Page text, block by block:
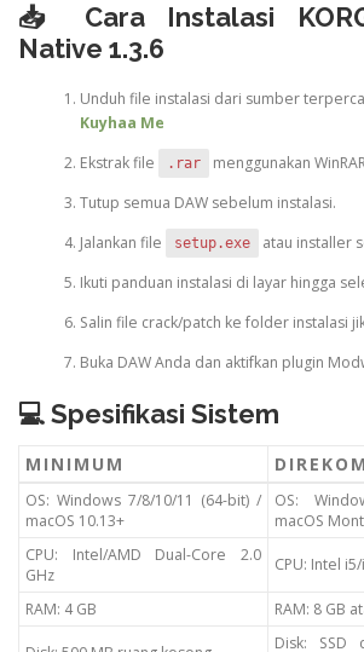
📥 Cara Instalasi
Native 1.3.6
Unduh file instalasi dari sumber
Kuyhaa Me
Ekstrak file
.rar
menggunakan
Tutup semua DAW sebelum instalasi.
Jalankan file
setup.exe
atau installer
Ikuti panduan instalasi di layar hingga
Salin file crack/patch ke folder instalasi
Buka DAW Anda dan aktifkan plugin
💻 Spesifikasi Sistem
MINIMUM
OS: Windows 7/8/10/11 (64-bit) /
macOS 10.13+
OS:
macOS
CPU: Intel/AMD Dual-Core 2.0
GHz
CPU: Intel
RAM: 4 GB RAM: 8 GB
Disk: SSD